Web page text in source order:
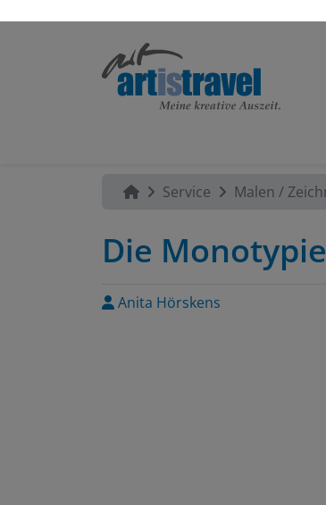
Service Malen /
Die Monotypie
Anita Hörskens